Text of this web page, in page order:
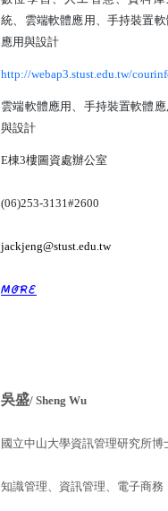
統、雲端軟體應用、手持裝置軟
應用與設計
http://webap3.stust.edu.tw/
雲端軟體應用、手持裝置軟體
與設計
E棟3樓圖資處辦公室
(06)253-3131#2600
jackjeng@stust.edu.tw
吳盛/ Sheng Wu
國立中山大學資訊管理研究所博
知識管理、資訊管理、電子商務